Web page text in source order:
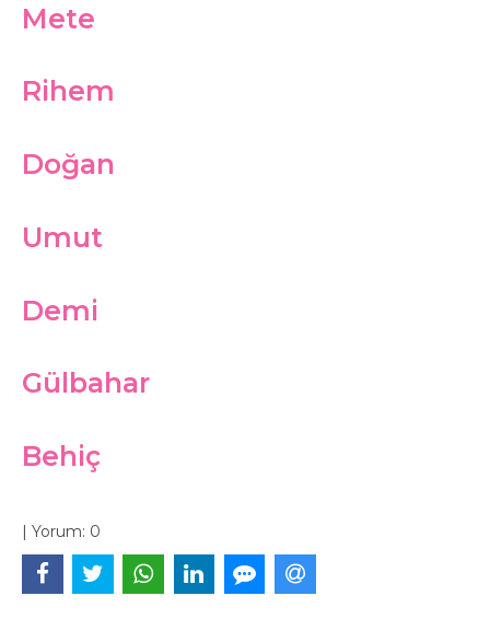
Mete
Rihem
Doğan
Umut
Demi
Gülbahar
Behiç
| Yorum: 0